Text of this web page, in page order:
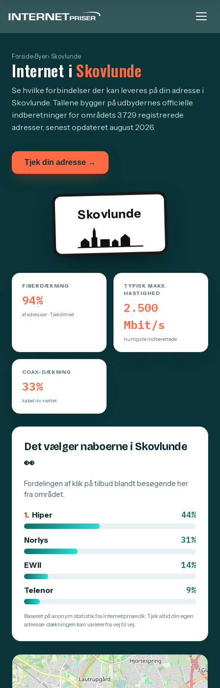
Forside›Byer› Skovlunde
Internet i Skovlunde
Se hvilke forbindelser der kan leveres på din adresse i
Skovlunde. Tallene bygger på udbydernes officielle
indberetninger for områdets 3.729 registrerede
adresser, senest opdateret august 2026.
Tjek din adresse →
Skovlunde
FIBERDÆKNING
94%
af adresser · Tjekditnet
TYPISK MAKS.
HASTIGHED
2.500
Mbit/s
hurtigste indberettede
COAX-DÆKNING
33%
kabel-tv-nettet
Det vælger naboerne i Skovlunde
👀
Fordelingen af klik på tilbud blandt besøgende her
fra området.
1. Hiper 44%
Norlys 31%
EWII 14%
Telenor 9%
Baseret på anonym statistik fra Internetpriser.dk. Tjek altid din egen
adresse: dækningen kan variere fra vej til vej.